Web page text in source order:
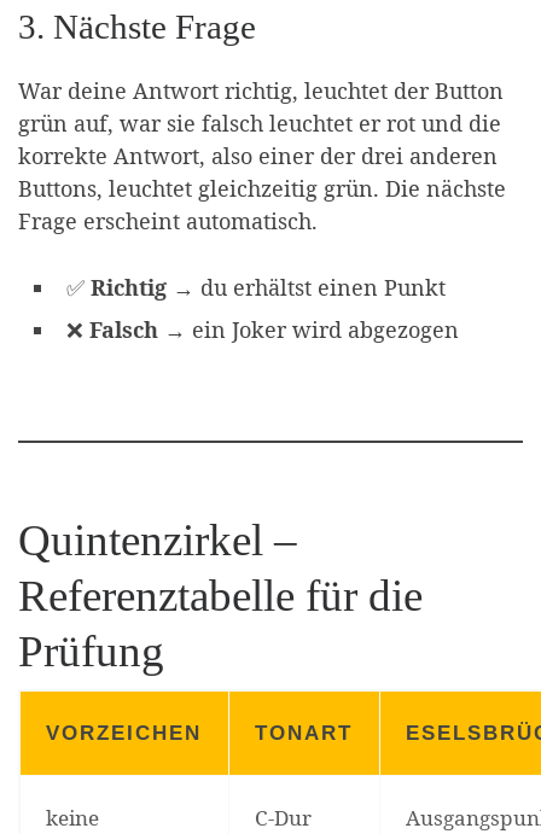
3. Nächste Frage
War deine Antwort richtig, leuchtet der Button
grün auf, war sie falsch leuchtet er rot und die
korrekte Antwort, also einer der drei anderen
Buttons, leuchtet gleichzeitig grün. Die nächste
Frage erscheint automatisch.
✅ Richtig → du erhältst einen Punkt
❌ Falsch → ein Joker wird abgezogen
Quintenzirkel –
Referenztabelle für die
Prüfung
VORZEICHEN TONART
keine C-Dur